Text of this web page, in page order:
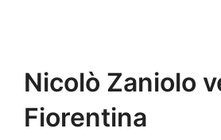
Nicolò Zaniolo
Fiorentina